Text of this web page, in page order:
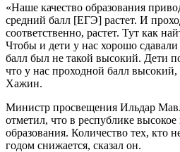
«Наше качество образования
средний балл [ЕГЭ] растет. И
соответственно, растет. Тут как
Чтобы и дети у нас хорошо
балл был не такой высокий. Дети
что у нас проходной балл
Хажин.
Министр просвещения Ильдар
отметил, что в республике высокое
образования. Количество тех, кто
годом снижается, сказал он.